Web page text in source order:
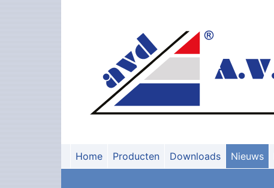
Home Producten Downloads Nieuws